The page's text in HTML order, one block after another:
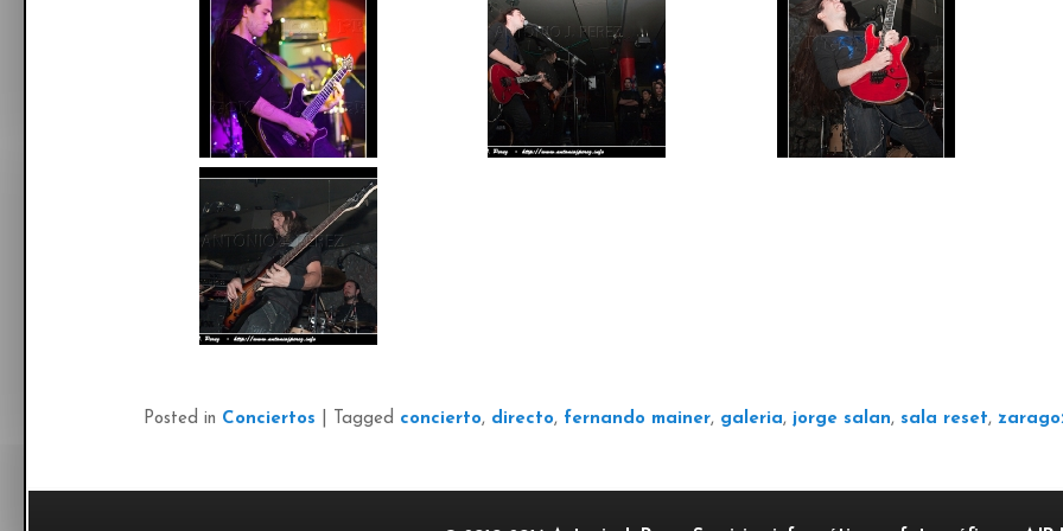
Posted in Conciertos Tagged concierto, directo, fernando mainer, galeria, jorge salan, sala reset,